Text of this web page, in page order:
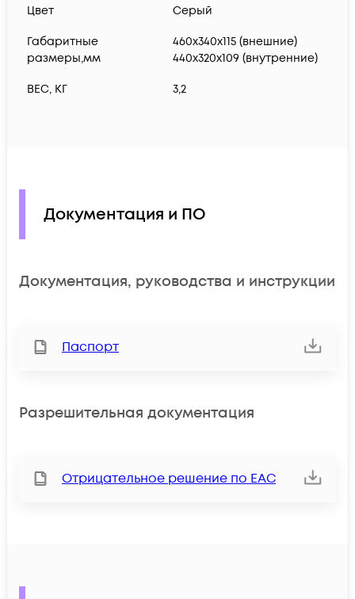
Цвет Серый
Габаритные
размеры,мм
460х340х115 (внешние)
440х320х109 (внутренние)
ВЕС, КГ 3,2
Документация и ПО
Документация, руководства и инструкции
Паспорт
Разрешительная документация
Отрицательное решение по ЕАС